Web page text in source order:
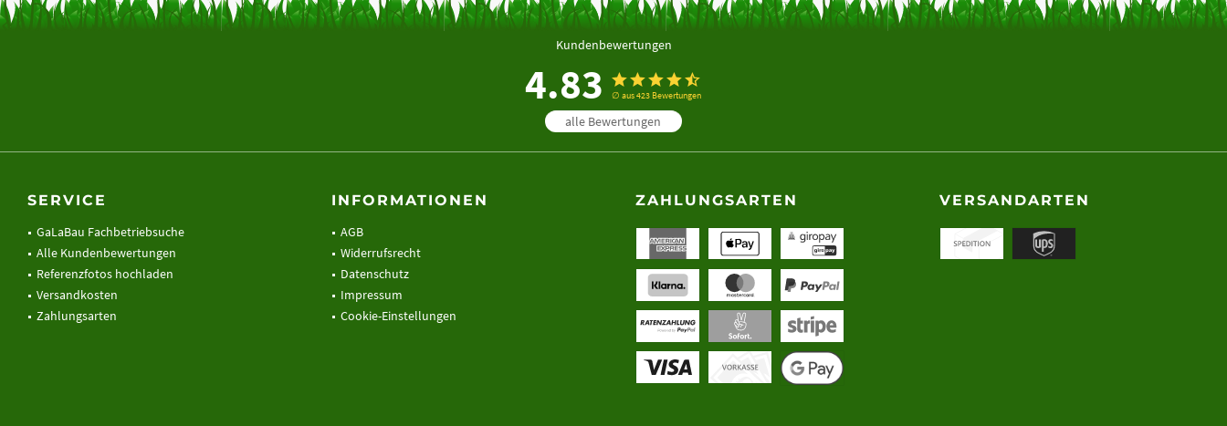
Farben ähnlich RAL
Kundenbewertungen
4.83∅ aus 423 Bewertungen
alle Bewertungen
SERVICE
GaLaBau Fachbetriebsuche
Alle Kundenbewertungen
Referenzfotos hochladen
Versandkosten
Zahlungsarten
INFORMATIONEN
AGB
Widerrufsrecht
Datenschutz
Impressum
Cookie-Einstellungen
ZAHLUNGSARTEN VERSANDARTEN